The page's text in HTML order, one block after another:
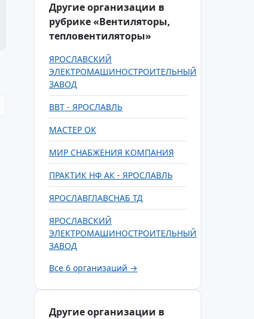
Другие организации в
рубрике «Вентиляторы,
тепловентиляторы»
ЯРОСЛАВСКИЙ
ЭЛЕКТРОМАШИНОСТРОИТЕЛЬНЫЙ
ЗАВОД
ВВТ - ЯРОСЛАВЛЬ
МАСТЕР ОК
МИР СНАБЖЕНИЯ КОМПАНИЯ
ПРАКТИК НФ АК - ЯРОСЛАВЛЬ
ЯРОСЛАВГЛАВСНАБ ТД
ЯРОСЛАВСКИЙ
ЭЛЕКТРОМАШИНОСТРОИТЕЛЬНЫЙ
ЗАВОД
Все 6 организаций →
Другие организации в